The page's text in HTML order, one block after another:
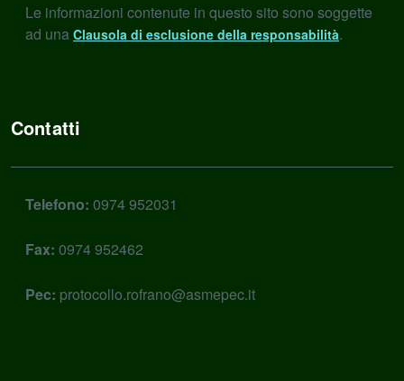
Le informazioni contenute in questo sito sono soggette
ad una Clausola di esclusione della responsabilità.
Contatti
Telefono: 0974 952031
Fax: 0974 952462
Pec: protocollo.rofrano@asmepec.it